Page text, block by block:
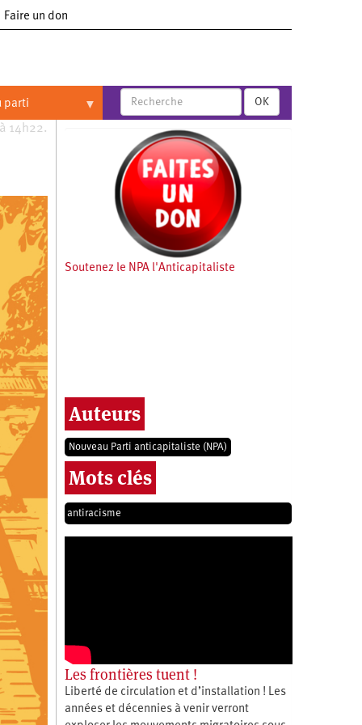
Faire un don
parti OK
14h22.
Soutenez le NPA l'Anticapitaliste
Auteurs
Nouveau Parti anticapitaliste (NPA)
Mots clés
antiracisme
Les frontières tuent !
Liberté de circulation et d’installation ! Les
années et décennies à venir verront